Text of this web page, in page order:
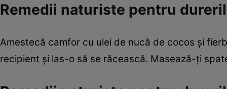
Remedii naturiste pentru
Amestecă camfor cu ulei de nucă de cocos şi
recipient şi las-o să se răcească. Masează-ţi